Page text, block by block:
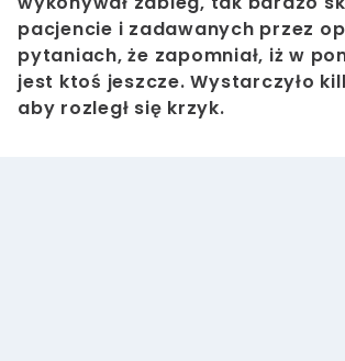
pacjencie i zadawanych przez
pytaniach, że zapomniał, iż w
jest ktoś jeszcze. Wystarczyło
aby rozległ się krzyk.